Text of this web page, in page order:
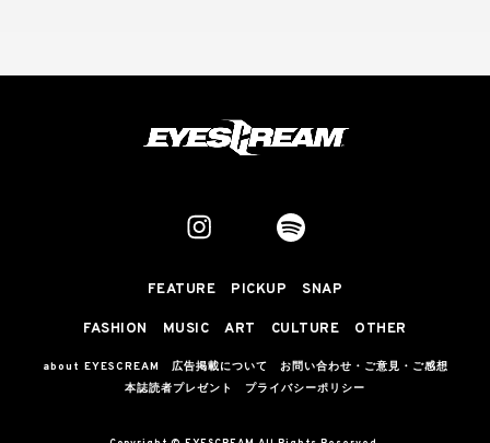
FEATURE PICKUP SNAP
FASHION MUSIC ART CULTURE OTHER
about EYESCREAM 広告掲載について
お問い合わせ・ご意見・ご感想
本誌読者プレゼント
プライバシーポリシー